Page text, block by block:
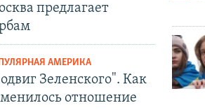
предлагает
АМЕРИКА
Зеленского". Как
отношение